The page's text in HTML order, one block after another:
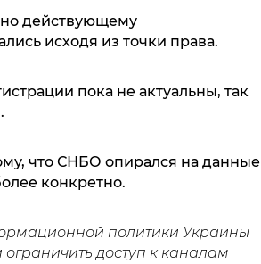
действующему
исходя из точки права.
пока не актуальны, так
что СНБО опирался на данные
конкретно.
политики Украины
доступ к каналам